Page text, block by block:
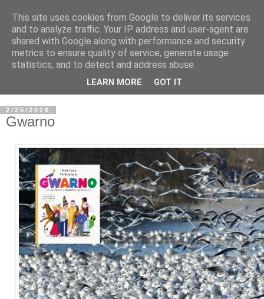
2/25/2026
Gwarno
This site uses cookies from Google to deliver its services
and to analyze traffic. Your IP address and user-agent are
shared with Google along with performance and security
metrics to ensure quality of service, generate usage
statistics, and to detect and address abuse.
LEARN MORE GOT IT